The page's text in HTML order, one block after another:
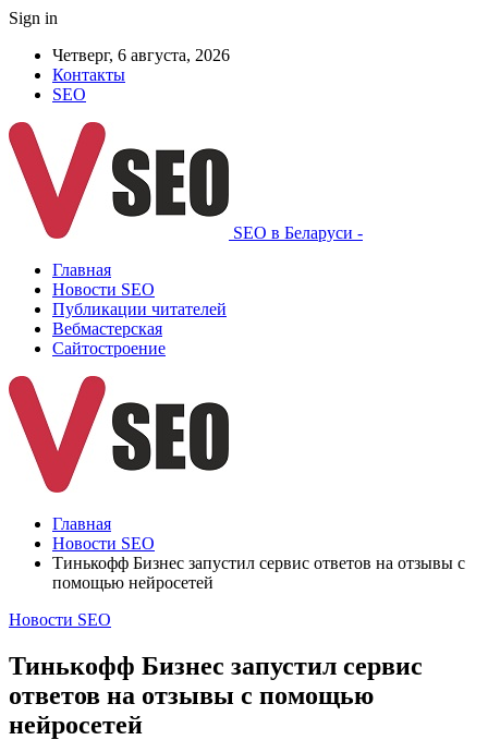
Sign in
Четверг, 6 августа, 2026
Контакты
SEO
SEO в Беларуси -
Главная
Новости SEO
Публикации читателей
Вебмастерская
Сайтостроение
Главная
Новости SEO
Тинькофф Бизнес запустил сервис ответов на отзывы с
помощью нейросетей
Новости SEO
Тинькофф Бизнес запустил сервис
ответов на отзывы с помощью
нейросетей